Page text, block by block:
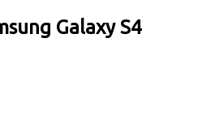
Galaxy S4